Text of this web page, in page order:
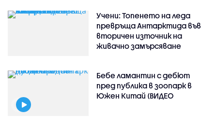
Учени: Топенето на леда
превръща Антарктида във
вторичен източник на
живачно замърсяване
Бебе ламантин с дебют
пред публика в зоопарк в
Южен Китай (ВИДЕО